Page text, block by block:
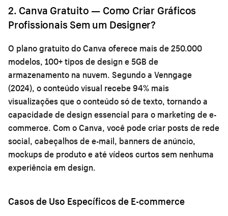
2. Canva Gratuito — Como Criar Gráficos
Profissionais Sem um Designer?
O plano gratuito do Canva oferece mais de 250.000
modelos, 100+ tipos de design e 5GB de
armazenamento na nuvem. Segundo a Venngage
(2024), o conteúdo visual recebe 94% mais
visualizações que o conteúdo só de texto, tornando a
capacidade de design essencial para o marketing de e-
commerce. Com o Canva, você pode criar posts de rede
social, cabeçalhos de e-mail, banners de anúncio,
mockups de produto e até vídeos curtos sem nenhuma
experiência em design.
Casos de Uso Específicos de E-commerce